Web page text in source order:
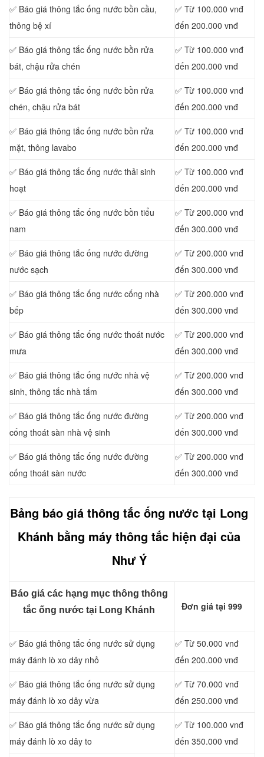
✅ Báo giá thông tắc ống nước bồn cầu,
thông bệ xí
✅ Từ 100.000 vnđ
đến 200.000 vnđ
✅ Báo giá thông tắc ống nước bồn rửa
bát, chậu rửa chén
✅ Từ 100.000 vnđ
đến 200.000 vnđ
✅ Báo giá thông tắc ống nước bồn rửa
chén, chậu rửa bát
✅ Từ 100.000 vnđ
đến 200.000 vnđ
✅ Báo giá thông tắc ống nước bồn rửa
mặt, thông lavabo
✅ Từ 100.000 vnđ
đến 200.000 vnđ
‎✅ Báo giá thông tắc ống nước thải sinh
hoạt
✅ Từ 100.000 vnđ
đến 200.000 vnđ
✅ Báo giá thông tắc ống nước bồn tiểu
nam
✅ Từ 200.000 vnđ
đến 300.000 vnđ
✅ Báo giá thông tắc ống nước đường
nước sạch
✅ Từ 200.000 vnđ
đến 300.000 vnđ
✅ Báo giá thông tắc ống nước cống nhà
bếp
✅ Từ 200.000 vnđ
đến 300.000 vnđ
✅ Báo giá thông tắc ống nước thoát nước
mưa
✅ Từ 200.000 vnđ
đến 300.000 vnđ
✅ Báo giá thông tắc ống nước nhà vệ
sinh, thông tắc nhà tắm
✅ Từ 200.000 vnđ
đến 300.000 vnđ
✅ Báo giá thông tắc ống nước đường
cống thoát sàn nhà vệ sinh
✅ Từ 200.000 vnđ
đến 300.000 vnđ
✅ Báo giá thông tắc ống nước đường
cống thoát sàn nước
✅ Từ 200.000 vnđ
đến 300.000 vnđ
Bảng báo giá thông tắc ống nước tại Long
Khánh bằng máy thông tắc hiện đại của
Như Ý
Báo giá các hạng mục thông thông
tắc ống nước tại Long Khánh
Đơn giá tại 999
✅ Báo giá thông tắc ống nước sử dụng
máy đánh lò xo dây nhỏ
✅ Từ 50.000 vnđ
đến 200.000 vnđ
✅ Báo giá thông tắc ống nước sử dụng
máy đánh lò xo dây vừa
✅ Từ 70.000 vnđ
đến 250.000 vnđ
✅ Báo giá thông tắc ống nước sử dụng
máy đánh lò xo dây to
✅ Từ 100.000 vnđ
đến 350.000 vnđ